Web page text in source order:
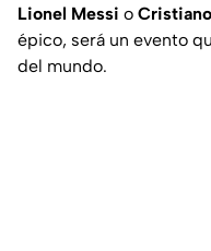
Lionel Messi o
épico, será un evento
del mundo.